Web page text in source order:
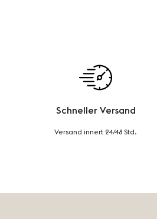
Schneller Versand
Versand innert 24/48 Std.